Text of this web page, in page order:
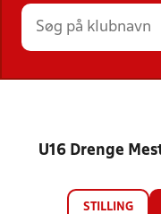
U16 Drenge
STILLING